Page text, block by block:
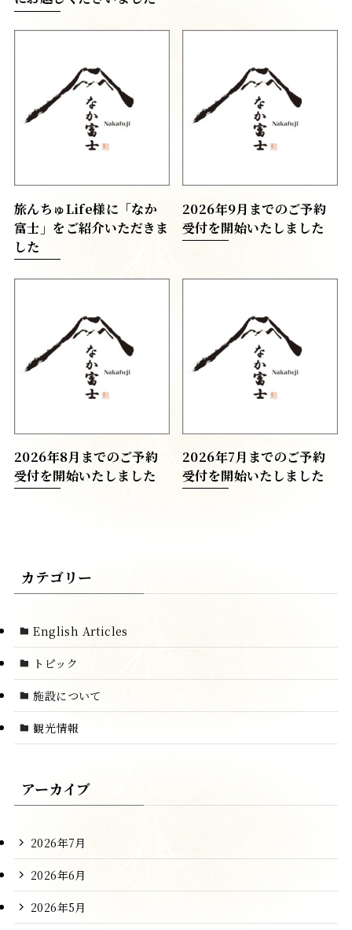
旅んちゅLife様に「なか
富士」をご紹介いただきま
した
2026年9月までのご予約
受付を開始いたしました
2026年8月までのご予約
受付を開始いたしました
2026年7月までのご予約
受付を開始いたしました
カテゴリー
English Articles
トピック
施設について
観光情報
アーカイブ
2026年7月
2026年6月
2026年5月